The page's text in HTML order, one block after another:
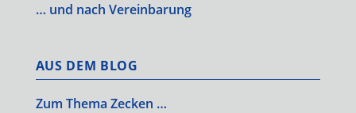
… und nach Vereinbarung
AUS DEM BLOG
Zum Thema Zecken …